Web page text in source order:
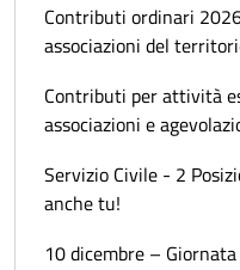
Contributi ordinari
associazioni del
Contributi per attività
associazioni e
Servizio Civile - 2
anche tu!
10 dicembre –